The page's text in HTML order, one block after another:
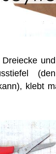
klebt